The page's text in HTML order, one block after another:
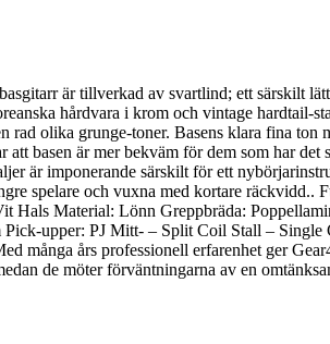
är tillverkad av svartlind; ett särskilt
hårdvara i krom och vintage
olika grunge-toner. Basens klara fina
att basen är mer bekväm för dem som har
är imponerande särskilt för ett
spelare och vuxna med kortare
Hals Material: Lönn Greppbräda:
upper: PJ Mitt- – Split Coil Stall –
många års professionell erfarenhet ger
de möter förväntningarna av en